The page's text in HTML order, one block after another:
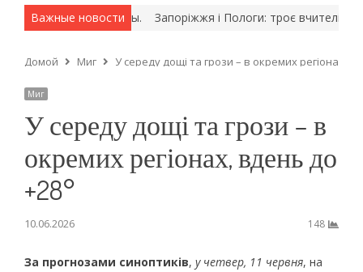
Важные новости
и армейские методы. Запоріжжя і Пологи: троє вчителів у
Домой Миг У середу дощі та грози – в окремих регіонах,
Миг
У середу дощі та грози – в
окремих регіонах, вдень до
+28°
10.06.2026 148
За прогнозами синоптиків, у четвер, 11 червня, на